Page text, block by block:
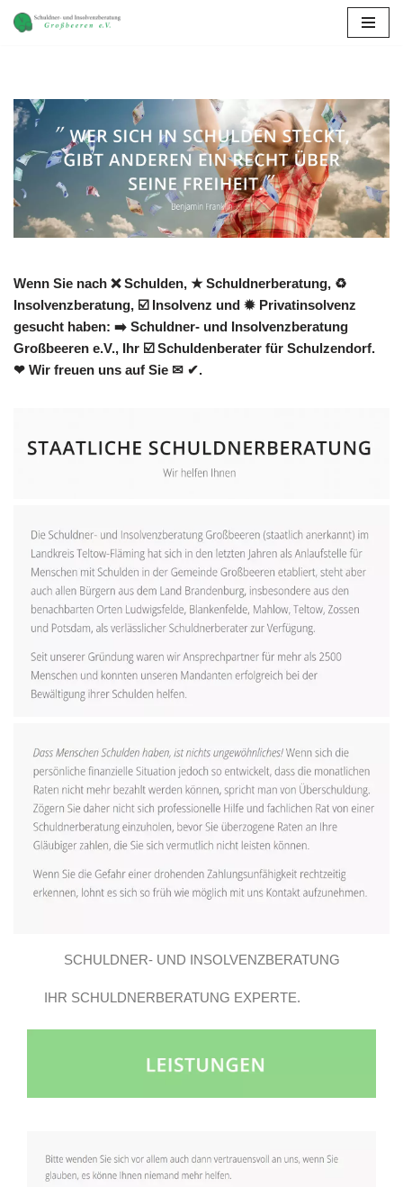
Wenn Sie nach ❌ Schulden, ★ Schuldnerberatung, ♻
Insolvenzberatung, ☑️ Insolvenz und ✹ Privatinsolvenz
gesucht haben: ➡️ Schuldner- und Insolvenzberatung
Großbeeren e.V., Ihr ☑️ Schuldenberater für Schulzendorf.
❤ Wir freuen uns auf Sie ✉ ✔.
SCHULDNER- UND INSOLVENZBERATUNG
GROSSBEEREN E.V..
IHR SCHULDNERBERATUNG EXPERTE.